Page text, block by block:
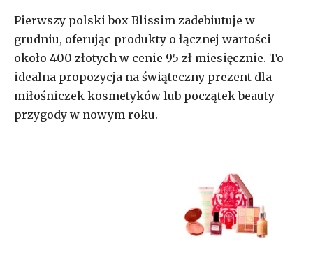
Pierwszy polski box Blissim zadebiutuje w
grudniu, oferując produkty o łącznej wartości
około 400 złotych w cenie 95 zł miesięcznie. To
idealna propozycja na świąteczny prezent dla
miłośniczek kosmetyków lub początek beauty
przygody w nowym roku.